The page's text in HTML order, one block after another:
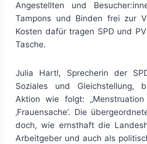
Angestellten und
Tampons und Binden frei zur
Kosten dafür tragen SPD und
Tasche.
Julia Hartl, Sprecherin der
Soziales und Gleichstellung,
Aktion wie folgt:
‚Frauensache‘. Die
doch, wie ernsthaft die
Arbeitgeber und auch als